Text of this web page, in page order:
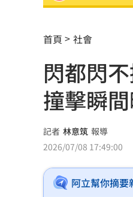
胡瓜保險
上班遲到1
白海豚逼近
路邊長樹藤
台中社宅
談中聯風波
首頁 社會
閃都閃
撞擊瞬
記者 林意筑 報導
2026/07/08 17:49:00
阿立幫你摘要